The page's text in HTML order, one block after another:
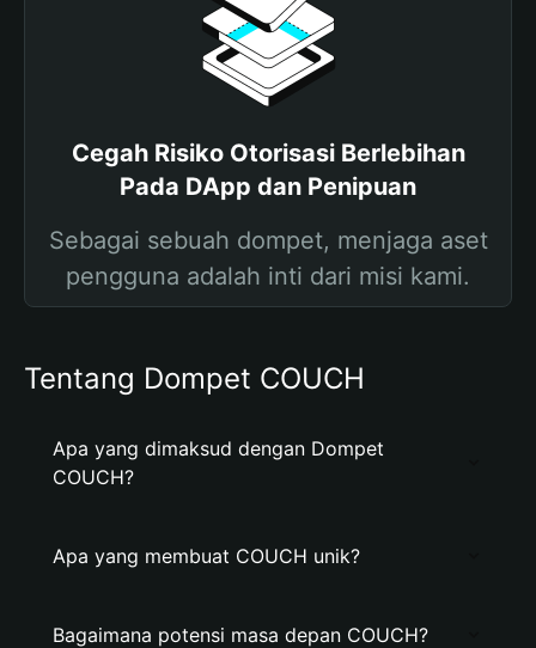
Cegah Risiko Otorisasi Berlebihan
Pada DApp dan Penipuan
Sebagai sebuah dompet, menjaga aset
pengguna adalah inti dari misi kami.
Tentang Dompet COUCH
Apa yang dimaksud dengan Dompet
COUCH?
Apa yang membuat COUCH unik?
Bagaimana potensi masa depan COUCH?